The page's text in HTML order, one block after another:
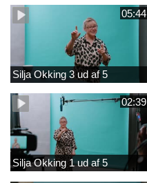
05:44
Silja Okking 3 ud af 5
02:39
Silja Okking 1 ud af 5